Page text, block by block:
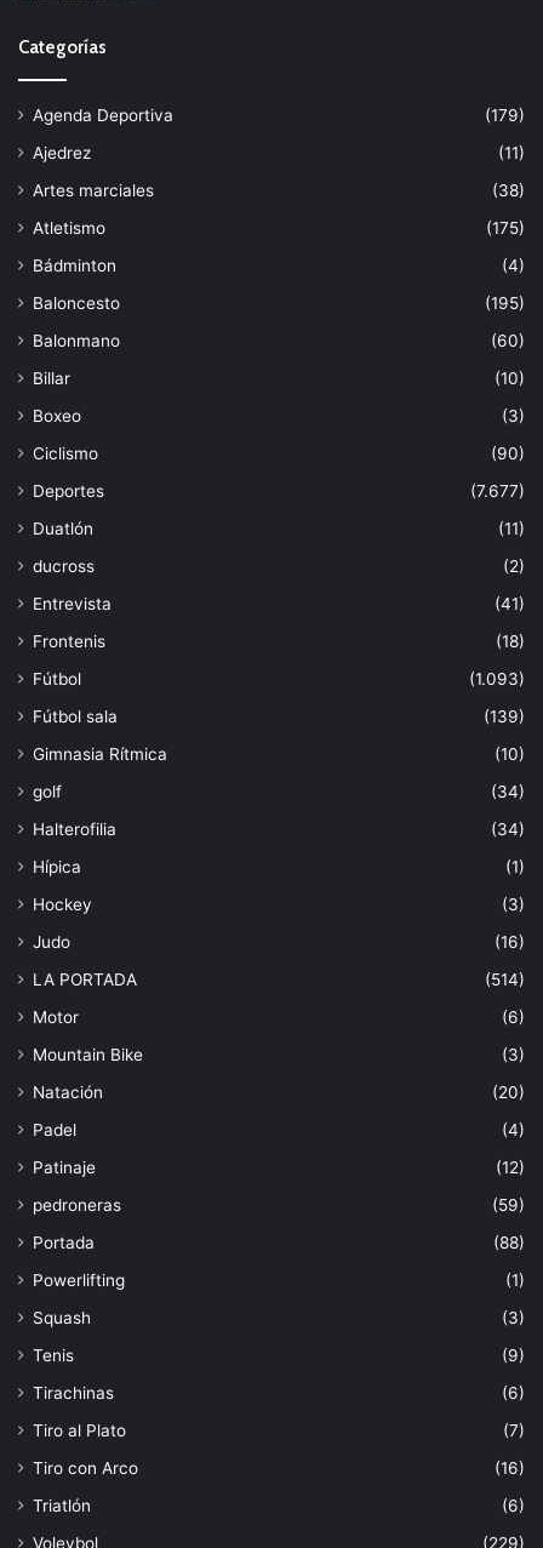
Categorías
Agenda Deportiva
(179)
Ajedrez
(11)
Artes marciales
(38)
Atletismo
(175)
Bádminton
(4)
Baloncesto
(195)
Balonmano
(60)
Billar
(10)
Boxeo
(3)
Ciclismo
(90)
Deportes
(7.677)
Duatlón
(11)
ducross
(2)
Entrevista
(41)
Frontenis
(18)
Fútbol
(1.093)
Fútbol sala
(139)
Gimnasia Rítmica
(10)
golf
(34)
Halterofilia
(34)
Hípica
(1)
Hockey
(3)
Judo
(16)
LA PORTADA
(514)
Motor
(6)
Mountain Bike
(3)
Natación
(20)
Padel
(4)
Patinaje
(12)
pedroneras
(59)
Portada
(88)
Powerlifting
(1)
Squash
(3)
Tenis
(9)
Tirachinas
(6)
Tiro al Plato
(7)
Tiro con Arco
(16)
Triatlón
(6)
Voleybol
(229)